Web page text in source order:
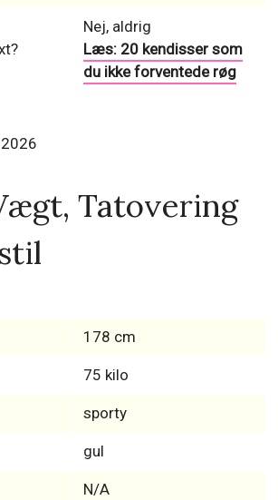
Nej, aldrig
Læs: 20 kendisser som
du ikke forventede røg
Tatovering
178 cm
75 kilo
sporty
gul
N/A